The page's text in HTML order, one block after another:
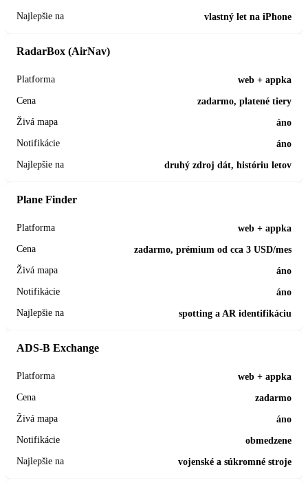
vlastný let na iPhone
RadarBox (AirNav)
web + appka
zadarmo, platené tiery
áno
áno
druhý zdroj dát, históriu letov
Plane Finder
web + appka
zadarmo, prémium od cca 3 USD/mes
áno
áno
spotting a AR identifikáciu
ADS-B Exchange
web + appka
zadarmo
áno
obmedzene
vojenské a súkromné stroje